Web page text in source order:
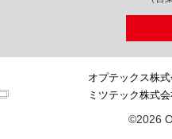
オプテックス株
ミツテック株式
©2026